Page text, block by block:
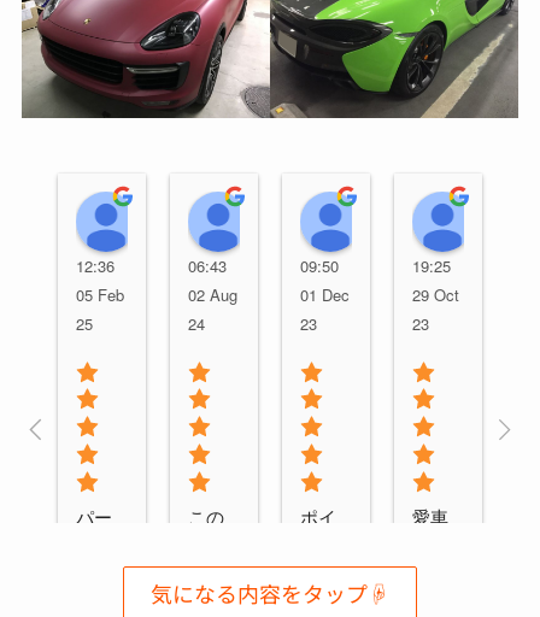
TAIKI HS
12:36
05 Feb
25
パー
Yuki Shiraishi
06:43
02 Aug
24
この
ルー
フラ
my stand
09:50
01 Dec
23
ポイ
ラッ
ピン
19:25
29 Oct
23
愛車
ロン
気になる内容をタップ☟